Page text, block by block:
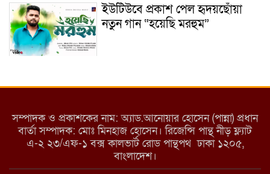
ইউটিউবে প্রকাশ পেল হৃদয়ছোঁয়া
নতুন গান “হয়েছি মরহুম”
মরণ নেশা
মাধবপুরে কমিউনিটি ক্লিনিকে
অনিয়মের অভিযোগ
সম্পাদক ও প্রকাশকের নাম: অ্যাড.আনোয়ার হোসেন (পান্না) প্রধান
বার্তা সম্পাদক: মোঃ মিনহাজ হোসেন। রিজেন্সি পান্থ নীড় ফ্ল্যাট
এ-২ ২৩/এফ-১ বক্স কালভার্ট রোড পান্থপথ ঢাকা ১২০৫,
বাংলাদেশ।